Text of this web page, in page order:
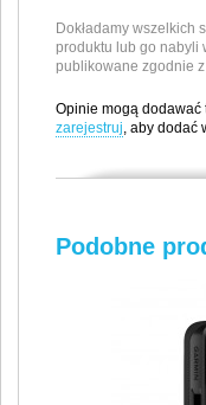
Dokładamy wszelkich
produktu lub go nabyli
publikowane zgodnie z
Opinie mogą dodawać
zarejestruj, aby dodać
Producent /
Al. Jerozolimskie 181
Podobne